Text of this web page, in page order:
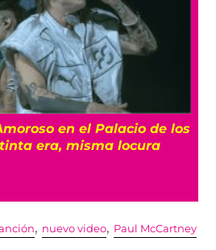
en el Palacio de los
era, misma locura
, nuevo video, Paul McCartney